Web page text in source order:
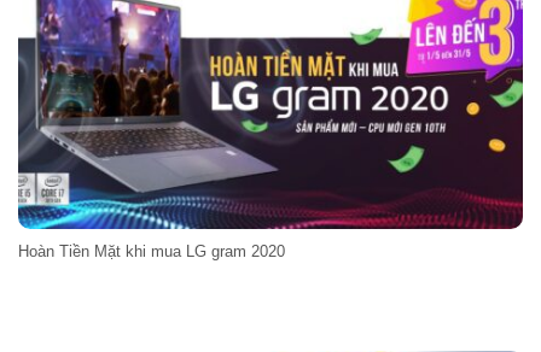
Hoàn Tiền Mặt khi mua LG gram 2020